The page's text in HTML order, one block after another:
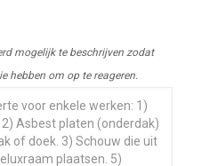
mogelijk te beschrijven zodat
hebben om op te reageren.